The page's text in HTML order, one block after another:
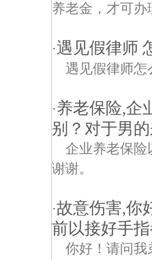
养老金，才可
·遇见假律师
遇见假律师怎
·养老保险,企
别？对于男
企业养老保险
谢谢。
·故意伤害,你
前以接好手
你好！请问我